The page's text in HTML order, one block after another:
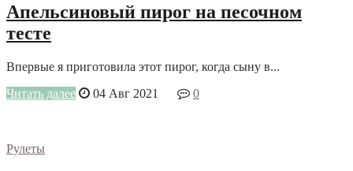
Апельсиновый пирог на песочном
тесте
Впервые я приготовила этот пирог, когда сыну в...
Читать далее
04 Авг 2021 0
Рулеты